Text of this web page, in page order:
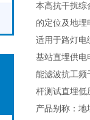
本高抗干扰综
的定位及地埋
适用于路灯电
基站直埋供电
能滤波抗工频
杆测试直埋低
产品别称：地